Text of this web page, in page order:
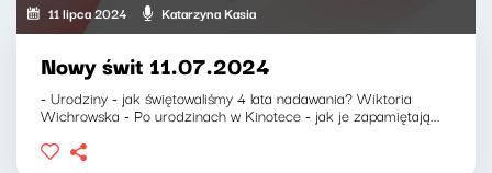
11 lipca 2024 Katarzyna Kasia
Nowy świt 11.07.2024
- Urodziny - jak świętowaliśmy 4 lata nadawania? Wiktoria
Wichrowska - Po urodzinach w Kinotece - jak je zapamiętają...